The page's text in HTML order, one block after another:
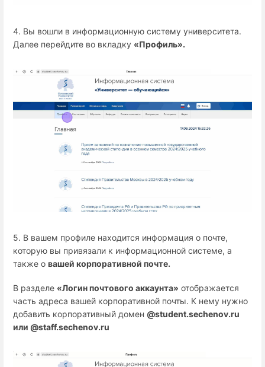
4. Вы вошли в информационную систему университета.
Далее перейдите во вкладку «Профиль».
5. В вашем профиле находится информация о почте,
которую вы привязали к информационной системе, а
также о вашей корпоративной почте.
В разделе «Логин почтового аккаунта» отображается
часть адреса вашей корпоративной почты. К нему нужно
добавить корпоративный домен @student.sechenov.ru
или @staff.sechenov.ru